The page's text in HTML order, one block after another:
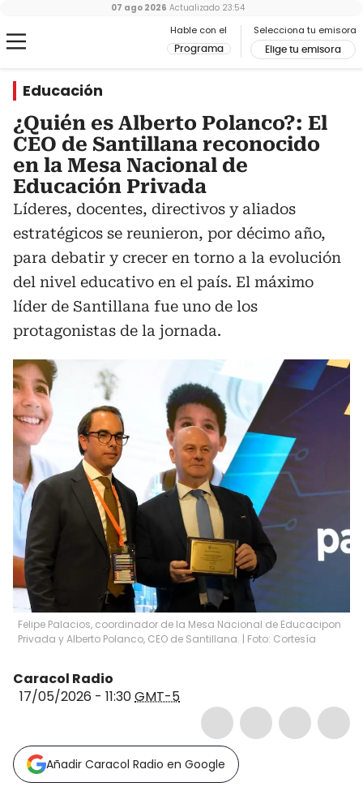
Hable con el
Programa
Selecciona tu emisora
Elige tu emisora
07 ago 2026 Actualizado 23:54
Educación
¿Quién es Alberto Polanco?: El
CEO de Santillana reconocido
en la Mesa Nacional de
Educación Privada
Líderes, docentes, directivos y aliados
estratégicos se reunieron, por décimo año,
para debatir y crecer en torno a la evolución
del nivel educativo en el país. El máximo
líder de Santillana fue uno de los
protagonistas de la jornada.
Felipe Palacios, coordinador de la Mesa Nacional de Educacipon
Privada y Alberto Polanco, CEO de Santillana. | Foto: Cortesía
Caracol Radio
17/05/2026 - 11:30GMT-5
Añadir Caracol Radio en Google